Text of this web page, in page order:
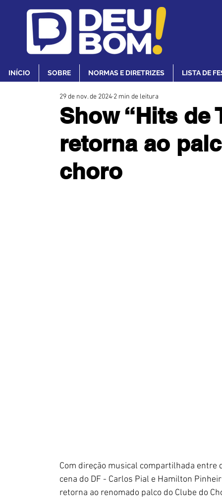
INÍCIO SOBRE NORMAS E DIRETRIZES LISTA DE
Show “Hits de
retorna ao
choro
29 de nov. de 2024 2 min de leitura
Com direção musical compartilhada
cena do DF - Carlos Pial e Hamilton
retorna ao renomado palco do Clube do